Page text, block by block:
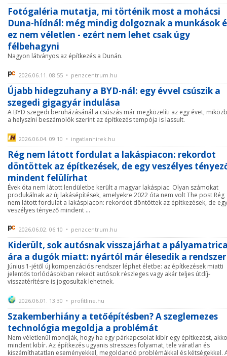
Fotógaléria mutatja, mi történik most a mohácsi
Duna-hídnál: még mindig dolgoznak a munkások
ez nem véletlen - ezért nem lehet csak úgy
félbehagyni
Nagyon látványos az építkezés a Dunán.
2026.06.11. 08:55 • penzcentrum.hu
Újabb hidegzuhany a BYD-nál: egy évvel csúszik a
szegedi gigagyár indulása
A BYD szegedi beruházásánál a csúszás már megközelíti az egy évet,
a helyszíni beszámolók szerint az építkezés tempója is lassult.
2026.06.04. 09:10 • ingatlanhirek.hu
Rég nem látott fordulat a lakáspiacon: rekordot
döntöttek az építkezések, de egy veszélyes
mindent felülírhat
Évek óta nem látott lendületbe került a magyar lakáspiac. Olyan számokat
produkálnak az új lakásépítések, amelyekre 2022 óta nem volt The post Rég
nem látott fordulat a lakáspiacon: rekordot döntöttek az építkezések, de egy
veszélyes tényező mindent ...
2026.06.02. 06:10 • penzcentrum.hu
Kiderült, sok autósnak visszajárhat a
ára a dugók miatt: nyártól már élesedik a rendszer
Június 1-jétől új kompenzációs rendszer léphet életbe: az építkezések miatti
jelentős torlódásokban rekedt autósok részleges vagy akár teljes útdíj-
visszatérítésre is jogosultak lehetnek.
2026.06.01. 13:30 • profitline.hu
Szakemberhiány a tetőépítésben? A szeglemezes
technológia megoldja a problémát
Nem véletlenül mondják, hogy ha egy párkapcsolat kibír egy építkezést,
mindent kibír. Az építkezés ugyanis stresszes folyamat, tele váratlan és
kiszámíthatatlan eseményekkel, megoldandó problémákkal és kétségekkel.